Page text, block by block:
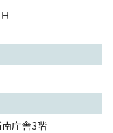
庁舎3階